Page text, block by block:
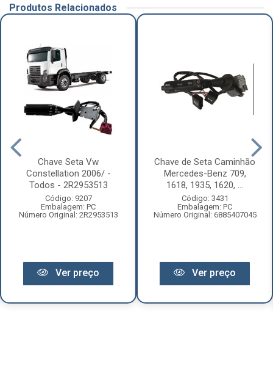
Produtos Relacionados
Chave Seta Vw
Constellation 2006/ -
Todos - 2R2953513
Código: 9207
Embalagem: PC
Número Original: 2R2953513
Ver preço
Chave de Seta Caminhão
Mercedes-Benz 709,
1618, 1935, 1620, ...
Código: 3431
Embalagem: PC
Número Original: 6885407045
Ver preço